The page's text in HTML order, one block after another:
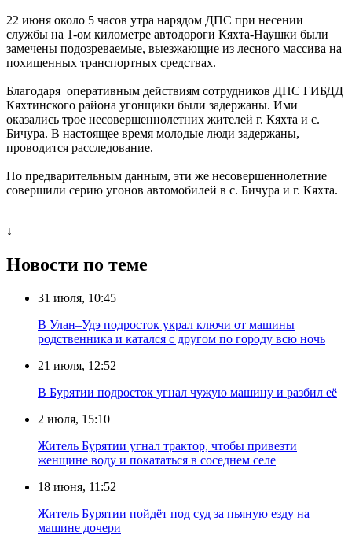
22 июня около 5 часов утра нарядом ДПС при несении
службы на 1-ом километре автодороги Кяхта-Наушки были
замечены подозреваемые, выезжающие из лесного массива на
похищенных транспортных средствах.
Благодаря оперативным действиям сотрудников ДПС ГИБДД
Кяхтинского района угонщики были задержаны. Ими
оказались трое несовершеннолетних жителей г. Кяхта и с.
Бичура. В настоящее время молодые люди задержаны,
проводится расследование.
По предварительным данным, эти же несовершеннолетние
совершили серию угонов автомобилей в с. Бичура и г. Кяхта.
↓
Новости по теме
31 июля, 10:45
В Улан–Удэ подросток украл ключи от машины
родственника и катался с другом по городу всю ночь
21 июля, 12:52
В Бурятии подросток угнал чужую машину и разбил её
2 июля, 15:10
Житель Бурятии угнал трактор, чтобы привезти
женщине воду и покататься в соседнем селе
18 июня, 11:52
Житель Бурятии пойдёт под суд за пьяную езду на
машине дочери